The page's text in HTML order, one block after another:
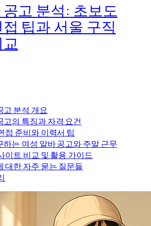
고 분석: 초보도
팁과 서울 구직
고 분석 개요
고의 특징과 자격 요건
접 준비와 이력서 팁
하는 여성 알바 공고와 주말 근무
이트 비교 및 활용 가이드
대한 자주 묻는 질문들